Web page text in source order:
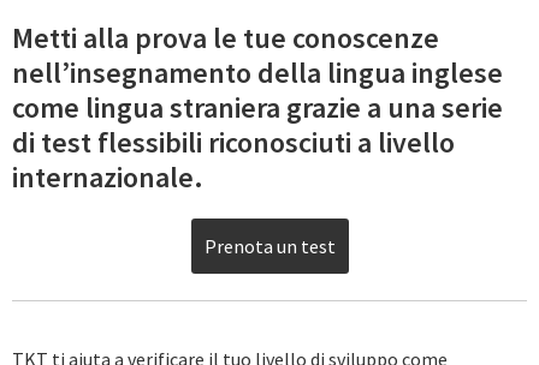
Metti alla prova le tue conoscenze
nell’insegnamento della lingua inglese
come lingua straniera grazie a una serie
di test flessibili riconosciuti a livello
internazionale.
Prenota un test
TKT ti aiuta a verificare il tuo livello di sviluppo come